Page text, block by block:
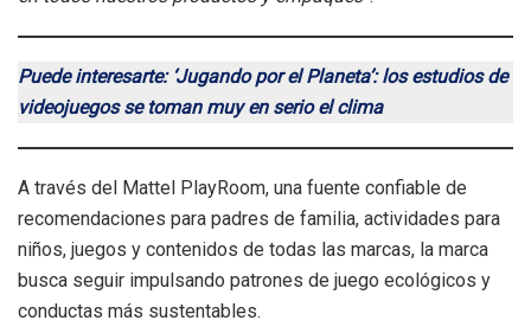
Puede interesarte: ‘Jugando por el Planeta’: los estudios de
videojuegos se toman muy en serio el clima
A través del Mattel PlayRoom, una fuente confiable de
recomendaciones para padres de familia, actividades para
niños, juegos y contenidos de todas las marcas, la marca
busca seguir impulsando patrones de juego ecológicos y
conductas más sustentables.